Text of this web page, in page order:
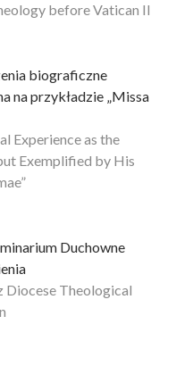
before Vatican II
biograficzne
na przykładzie „Missa
Experience as the
Exemplified by His
Duchowne
Diocese Theological